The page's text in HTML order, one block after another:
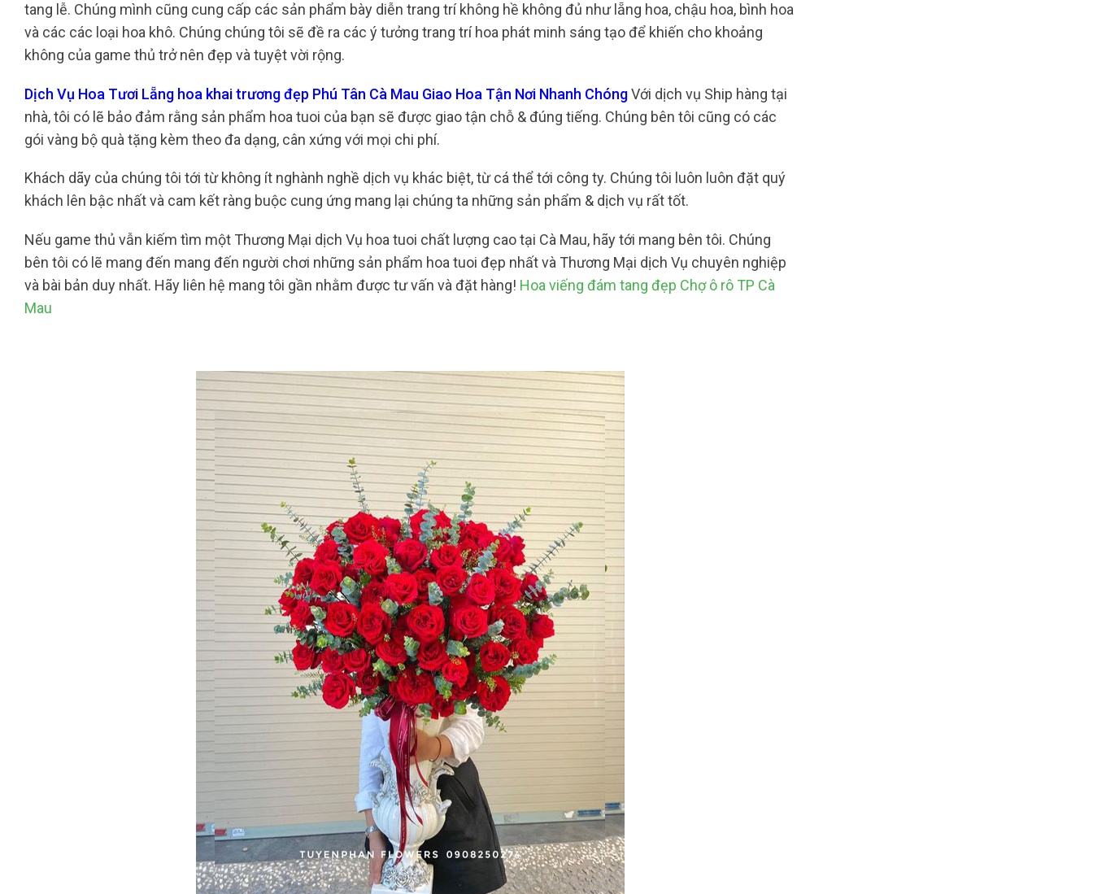
tang lễ. Chúng mình cũng cung cấp các sản phẩm bày diễn trang trí không hề không đủ như lẵng hoa, chậu hoa, bình hoa
và các các loại hoa khô. Chúng chúng tôi sẽ đề ra các ý tưởng trang trí hoa phát minh sáng tạo để khiến cho khoảng
không của game thủ trở nên đẹp và tuyệt vời rộng.
Dịch Vụ Hoa Tươi Lẵng hoa khai trương đẹp Phú Tân Cà Mau Giao Hoa Tận Nơi Nhanh ChóngVới dịch vụ Ship hàng tại
nhà, tôi có lẽ bảo đảm rằng sản phẩm hoa tuoi của bạn sẽ được giao tận chỗ & đúng tiếng. Chúng bên tôi cũng có các
gói vàng bộ quà tặng kèm theo đa dạng, cân xứng với mọi chi phí.
Khách dãy của chúng tôi tới từ không ít nghành nghề dịch vụ khác biệt, từ cá thể tới công ty. Chúng tôi luôn luôn đặt quý
khách lên bậc nhất và cam kết ràng buộc cung ứng mang lại chúng ta những sản phẩm & dịch vụ rất tốt.
Nếu game thủ vẫn kiếm tìm một Thương Mại dịch Vụ hoa tuoi chất lượng cao tại Cà Mau, hãy tới mang bên tôi. Chúng
bên tôi có lẽ mang đến mang đến người chơi những sản phẩm hoa tuoi đẹp nhất và Thương Mại dịch Vụ chuyên nghiệp
và bài bản duy nhất. Hãy liên hệ mang tôi gần nhằm được tư vấn và đặt hàng! Hoa viếng đám tang đẹp Chợ ô rô TP Cà
Mau